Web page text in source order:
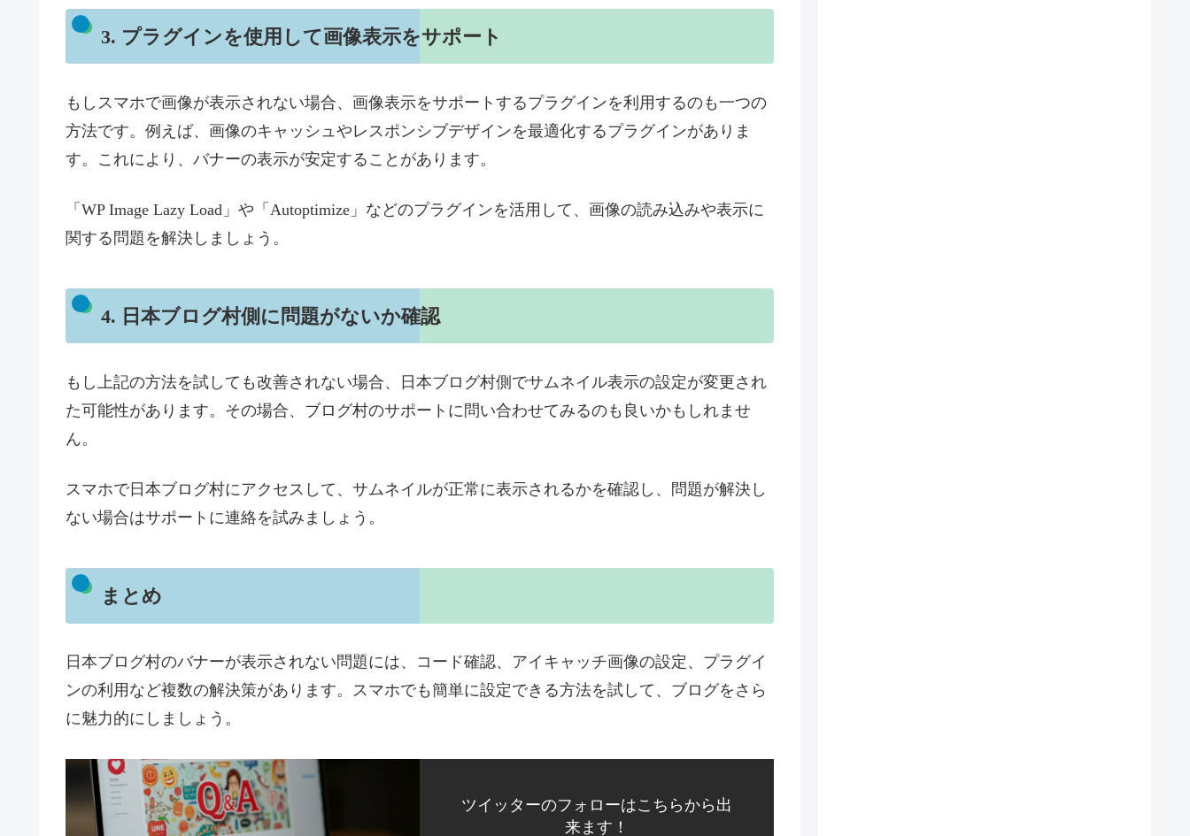
3. プラグインを使用して画像表示をサポート
もしスマホで画像が表示されない場合、画像表示をサポートするプラグインを利用するのも一つの
方法です。例えば、画像のキャッシュやレスポンシブデザインを最適化するプラグインがありま
す。これにより、バナーの表示が安定することがあります。
「WP Image Lazy Load」や「Autoptimize」などのプラグインを活用して、画像の読み込みや表示に
関する問題を解決しましょう。
4. 日本ブログ村側に問題がないか確認
もし上記の方法を試しても改善されない場合、日本ブログ村側でサムネイル表示の設定が変更され
た可能性があります。その場合、ブログ村のサポートに問い合わせてみるのも良いかもしれませ
ん。
スマホで日本ブログ村にアクセスして、サムネイルが正常に表示されるかを確認し、問題が解決し
ない場合はサポートに連絡を試みましょう。
まとめ
日本ブログ村のバナーが表示されない問題には、コード確認、アイキャッチ画像の設定、プラグイ
ンの利用など複数の解決策があります。スマホでも簡単に設定できる方法を試して、ブログをさら
に魅力的にしましょう。
ツイッターのフォローはこちらから出
来ます！